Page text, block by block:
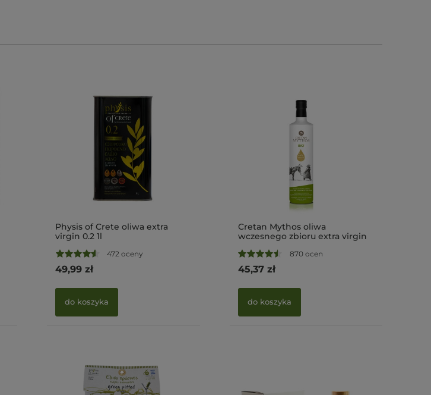
Physis of Crete oliwa extra
virgin 0.2 1l
472 oceny
49,99 zł
do koszyka
Cretan Mythos oliwa
wczesnego zbioru extra virgin
870 ocen
45,37 zł
do koszyka